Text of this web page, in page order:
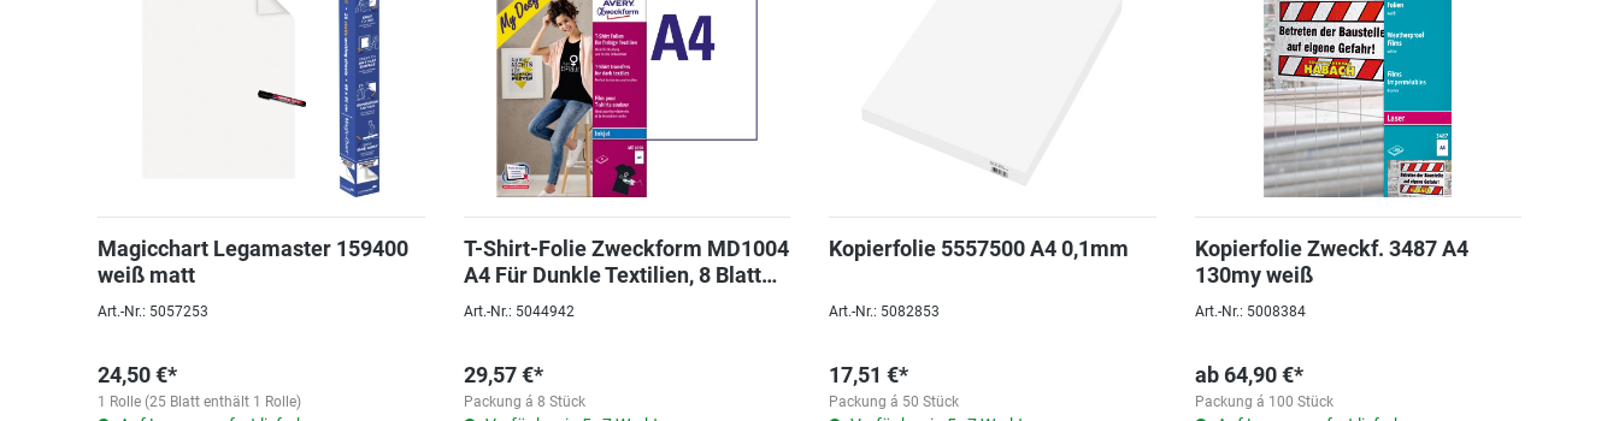
Magicchart Legamaster 159400
weiß matt
Art.-Nr.: 5057253
24,50 €*
1 Rolle (25 Blatt enthält 1 Rolle)
T-Shirt-Folie Zweckform MD1004
A4 Für Dunkle Textilien, 8 Blatt
Transferfo
Art.-Nr.: 5044942
29,57 €*
Packung á 8 Stück
Kopierfolie 5557500 A4 0,1mm
Art.-Nr.: 5082853
17,51 €*
Packung á 50 Stück
Kopierfolie Zweckf. 3487 A4
130my weiß
Art.-Nr.: 5008384
ab 64,90 €*
Packung á 100 Stück